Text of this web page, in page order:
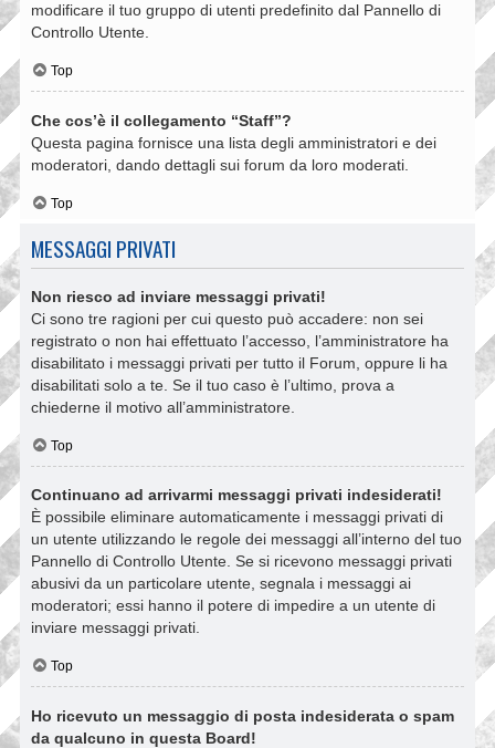
modificare il tuo gruppo di utenti predefinito dal Pannello di
Controllo Utente.
Top
Che cos’è il collegamento “Staff”?
Questa pagina fornisce una lista degli amministratori e dei
moderatori, dando dettagli sui forum da loro moderati.
Top
MESSAGGI PRIVATI
Non riesco ad inviare messaggi privati!
Ci sono tre ragioni per cui questo può accadere: non sei
registrato o non hai effettuato l’accesso, l’amministratore ha
disabilitato i messaggi privati per tutto il Forum, oppure li ha
disabilitati solo a te. Se il tuo caso è l’ultimo, prova a
chiederne il motivo all’amministratore.
Top
Continuano ad arrivarmi messaggi privati indesiderati!
È possibile eliminare automaticamente i messaggi privati ​​di
un utente utilizzando le regole dei messaggi all’interno del tuo
Pannello di Controllo Utente. Se si ricevono messaggi privati ​​
abusivi da un particolare utente, segnala i messaggi ai
moderatori; essi hanno il potere di impedire a un utente di
inviare messaggi privati​​.
Top
Ho ricevuto un messaggio di posta indesiderata o spam
da qualcuno in questa Board!